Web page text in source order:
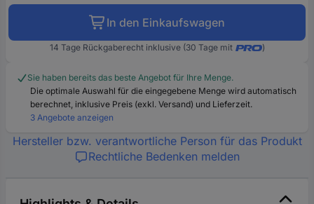
In den Einkaufswagen
14 Tage Rückgaberecht inklusive (30 Tage mit )
Sie haben bereits das beste Angebot für Ihre Menge.
Die optimale Auswahl für die eingegebene Menge wird automatisch
berechnet, inklusive Preis (exkl. Versand) und Lieferzeit.
3 Angebote anzeigen
Hersteller bzw. verantwortliche Person für das Produkt
Rechtliche Bedenken melden